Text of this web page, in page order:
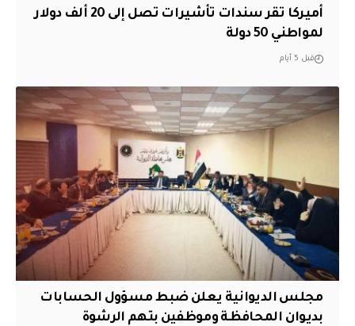
أميركا تقر سندات تأشيرات تصل إلى 20 ألف دولار
لمواطني 50 دولة
قبل 5 أيام
مجلس الديوانية يعلن ضبط مسؤول الحسابات
بديوان المحافظة وموظفين بتهم الرشوة